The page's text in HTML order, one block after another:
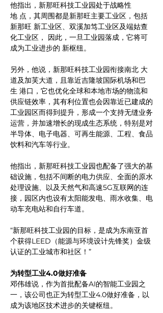
他指出，新那旺科技工业园处于战略性
地 点，其周围都是新那旺主要工业区，包括
新那旺 新工业区、双溪加笃工业区及端姑查
化工业区， 因此，一旦工业园落成，它将可
成为工业进步的 新枢纽。
另外，他说，新那旺科技工业园衔接南北 大
道及加芙大道，且靠近吉隆坡国际机场和巴
生 港口，它也优化全球和本地市场的物流和
供应链效率，其有利位置也会因靠近已建成的
工业园区而得到提升，形成一个支持无缝业务
运营，并加速增长的现成生态系统，特别是对
半导体、电子电器、可再生能源、工程、食品
饮料和汽车等行业。
他指出，新那旺科技工业园也配备了强大的基
础设施，包括不间断的电力供应、全面的原水
处理设施、以及天然气和高速5G互联网的连
接，园区内也设有太阳能发电、雨水收集、电
动车充电站和自行车道。
“新那旺科技工业园的目标，是成为东南亚首
个获得LEED（能源与环境设计先锋奖）金级
认证的工业城市和社区！”
为转型工业4.0做好准备
邓伟雄说，作为首批配备AI的智能工业园之
一，该公司也正为转型工业4.0做好准备，以
成为该地区技术进步的关键枢纽。